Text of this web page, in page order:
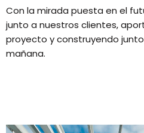
Con la mirada puesta en el
junto a nuestros clientes,
proyecto y construyendo
mañana.